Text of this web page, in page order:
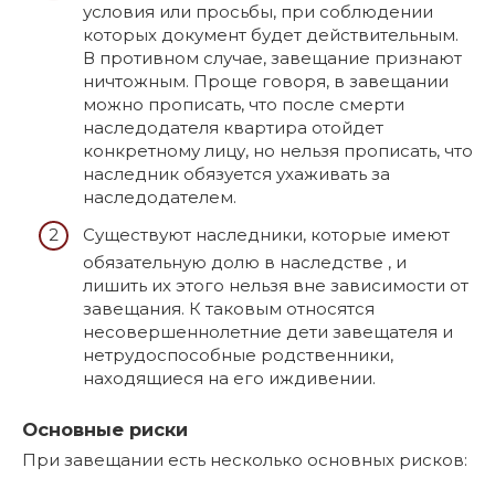
условия или просьбы, при соблюдении
которых документ будет действительным.
В противном случае, завещание признают
ничтожным. Проще говоря, в завещании
можно прописать, что после смерти
наследодателя квартира отойдет
конкретному лицу, но нельзя прописать, что
наследник обязуется ухаживать за
наследодателем.
Существуют наследники, которые имеют
обязательную долю в наследстве , и
лишить их этого нельзя вне зависимости от
завещания. К таковым относятся
несовершеннолетние дети завещателя и
нетрудоспособные родственники,
находящиеся на его иждивении.
Основные риски
При завещании есть несколько основных рисков: